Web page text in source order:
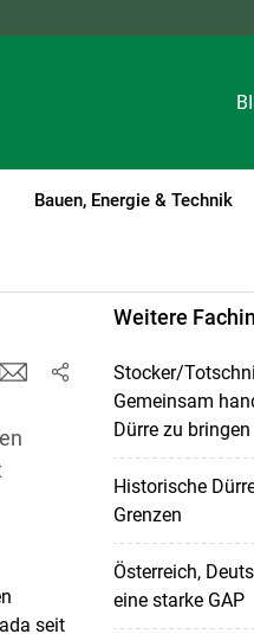
Bauen, Energie & Technik
seit
Weitere
Stocker/
Gemeinsam
Dürre zu bringen
Historische
Grenzen
Österreich,
eine starke GAP